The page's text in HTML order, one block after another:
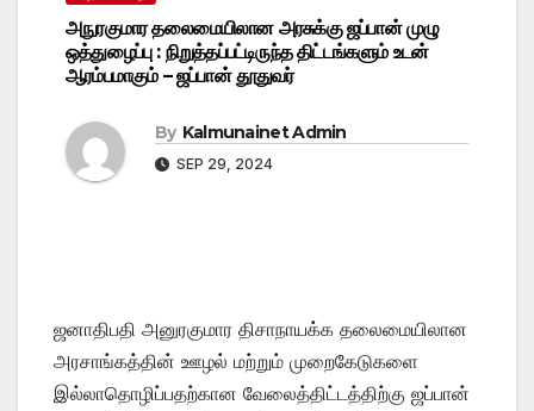
அநுரகுமார தலைமையிலான அரசுக்கு ஜப்பான் முழு
ஒத்துழைப்பு : நிறுத்தப்பட்டிருந்த திட்டங்களும் உடன்
ஆரம்பமாகும் – ஜப்பான் தூதுவர்
By Kalmunainet Admin
SEP 29, 2024
ஜனாதிபதி அனுரகுமார திசாநாயக்க தலைமையிலான
அரசாங்கத்தின் ஊழல் மற்றும் முறைகேடுகளை
இல்லாதொழிப்பதற்கான வேலைத்திட்டத்திற்கு ஜப்பான்